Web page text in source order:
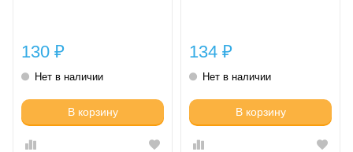
130 ₽
Нет в наличии
В корзину
134 ₽
Нет в наличии
В корзину